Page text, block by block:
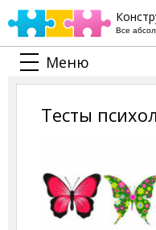
Все
Меню
Тесты